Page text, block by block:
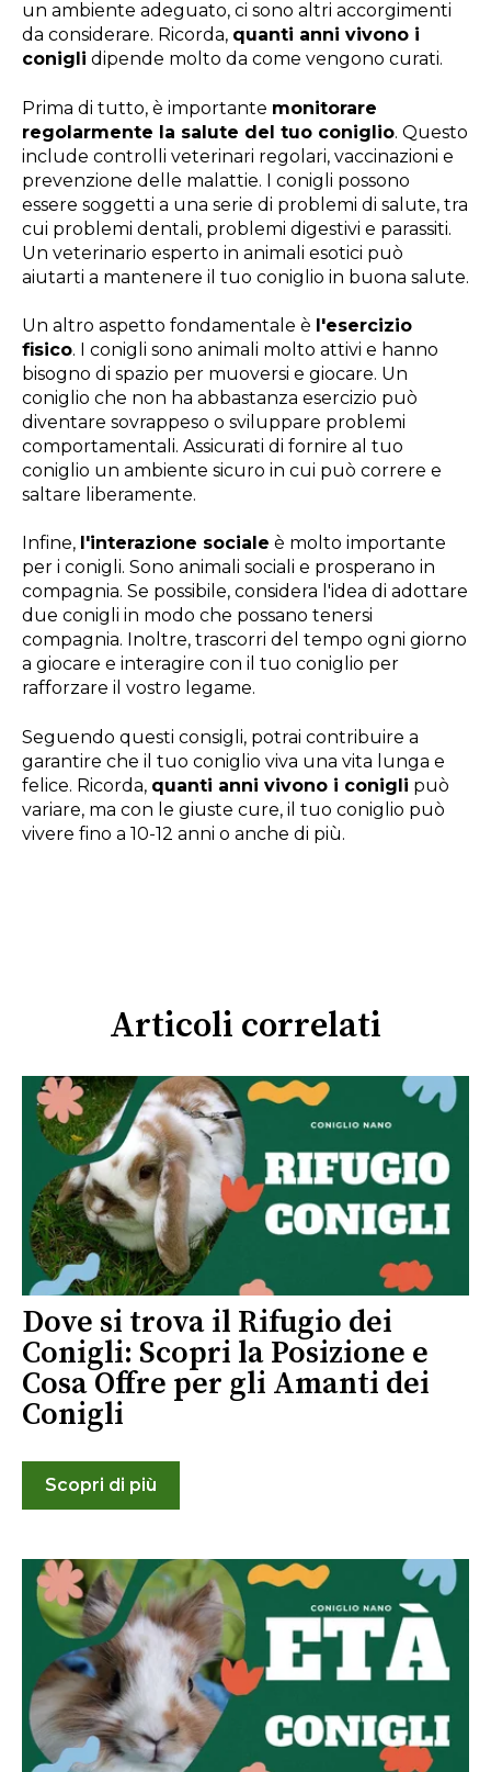
un ambiente adeguato, ci sono altri accorgimenti
da considerare. Ricorda, quanti anni vivono i
conigli dipende molto da come vengono curati.
Prima di tutto, è importante monitorare
regolarmente la salute del tuo coniglio. Questo
include controlli veterinari regolari, vaccinazioni e
prevenzione delle malattie. I conigli possono
essere soggetti a una serie di problemi di salute, tra
cui problemi dentali, problemi digestivi e parassiti.
Un veterinario esperto in animali esotici può
aiutarti a mantenere il tuo coniglio in buona salute.
Un altro aspetto fondamentale è l'esercizio
fisico. I conigli sono animali molto attivi e hanno
bisogno di spazio per muoversi e giocare. Un
coniglio che non ha abbastanza esercizio può
diventare sovrappeso o sviluppare problemi
comportamentali. Assicurati di fornire al tuo
coniglio un ambiente sicuro in cui può correre e
saltare liberamente.
Infine, l'interazione sociale è molto importante
per i conigli. Sono animali sociali e prosperano in
compagnia. Se possibile, considera l'idea di adottare
due conigli in modo che possano tenersi
compagnia. Inoltre, trascorri del tempo ogni giorno
a giocare e interagire con il tuo coniglio per
rafforzare il vostro legame.
Seguendo questi consigli, potrai contribuire a
garantire che il tuo coniglio viva una vita lunga e
felice. Ricorda, quanti anni vivono i conigli può
variare, ma con le giuste cure, il tuo coniglio può
vivere fino a 10-12 anni o anche di più.
Articoli correlati
Dove si trova il Rifugio dei
Conigli: Scopri la Posizione e
Cosa Offre per gli Amanti dei
Conigli
Scopri di più